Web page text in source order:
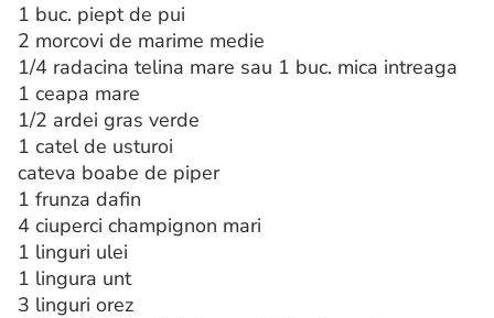
1 buc. piept de pui
2 morcovi de marime medie
1/4 radacina telina mare sau 1 buc. mica intreaga
1 ceapa mare
1/2 ardei gras verde
1 catel de usturoi
cateva boabe de piper
1 frunza dafin
4 ciuperci champignon mari
1 linguri ulei
1 lingura unt
3 linguri orez